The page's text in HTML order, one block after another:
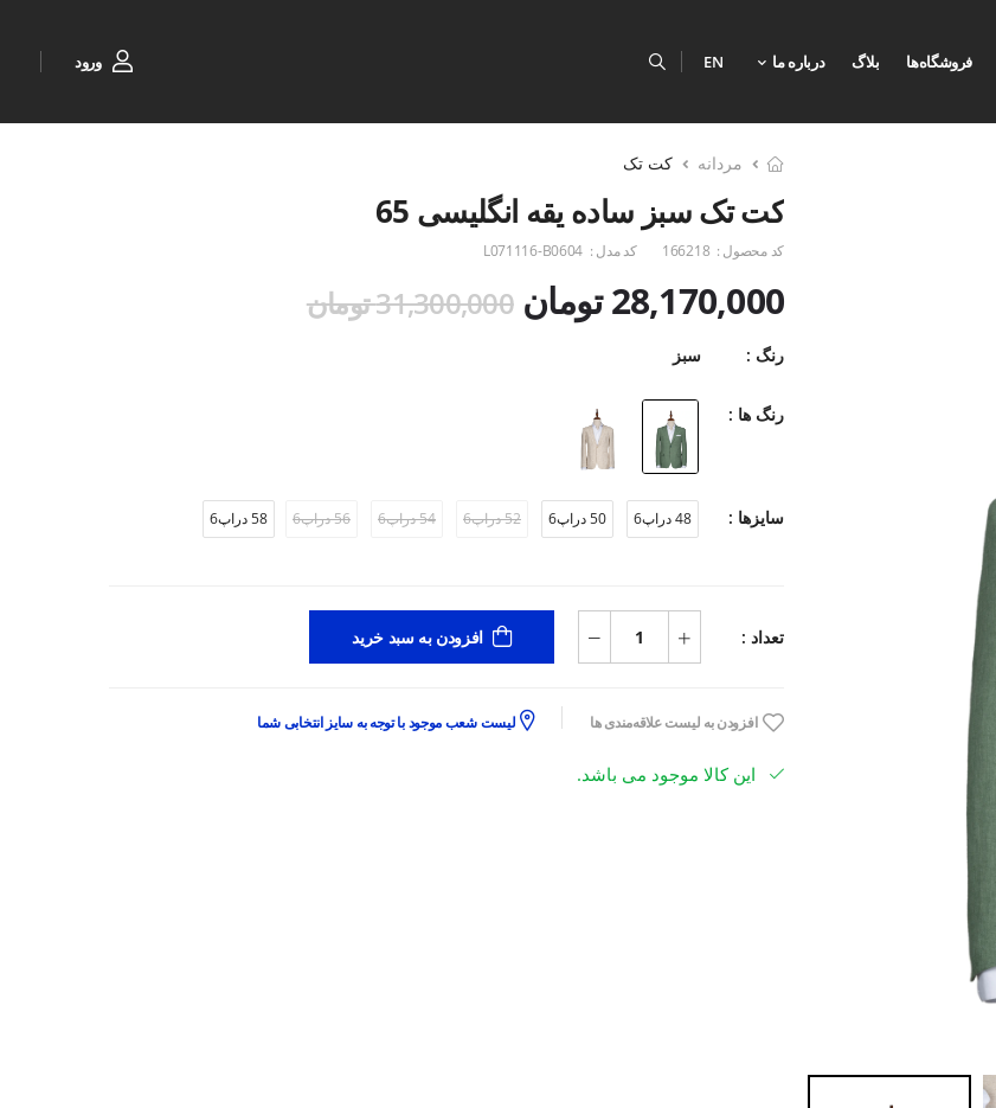
فروشگاه‌ها بلاگ درباره ما EN ورود
مردانه کت تک
کت تک سبز ساده یقه انگلیسی 65
کد محصول : 166218 کد مدل : L071116-B0604
28,170,000 تومان 31,300,000 تومان
رنگ : سبز
رنگ ها :
سایزها : 48 دراپ6 50 دراپ6 52 دراپ6 54 دراپ6 56 دراپ6 58 دراپ6
تعداد : افزودن به سبد خرید
افزودن به لیست علاقه‌مندی ها لیست شعب موجود با توجه به سایز انتخابی شما
این کالا موجود می باشد.